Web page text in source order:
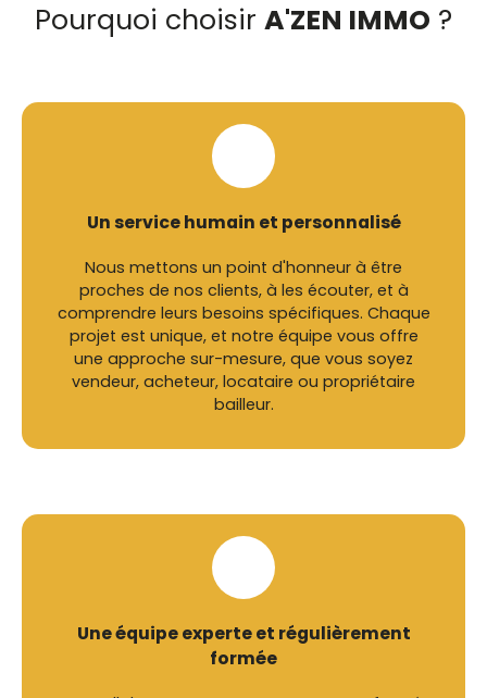
Pourquoi choisir A'ZEN IMMO ?
Un service humain et personnalisé
Nous mettons un point d'honneur à être
proches de nos clients, à les écouter, et à
comprendre leurs besoins spécifiques. Chaque
projet est unique, et notre équipe vous offre
une approche sur-mesure, que vous soyez
vendeur, acheteur, locataire ou propriétaire
bailleur.
Une équipe experte et régulièrement
formée